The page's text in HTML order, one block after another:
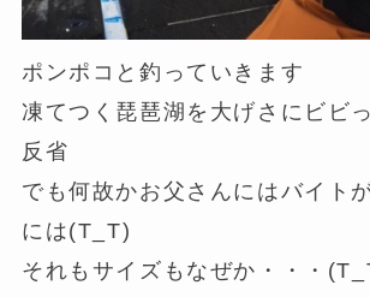
ポンポコと釣っていきます
凍てつく琵琶湖を大げさにビビ
反省
でも何故かお父さんにはバイト
には(T_T)
それもサイズもなぜか・・・